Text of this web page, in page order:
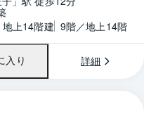
上14階建 9階／地上14階
入り 詳細
0 間取り